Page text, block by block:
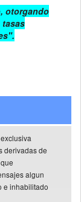
otorgando
derivadas de
algun
e inhabilitado